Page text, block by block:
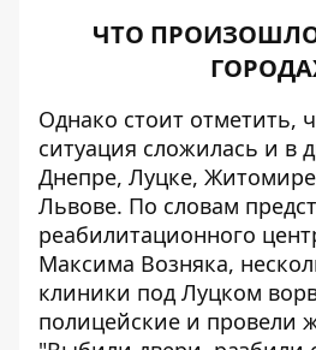
ЧТО
Однако стоит отметить,
ситуация сложилась и в
Днепре, Луцке,
Львове. По словам
реабилитационного
Максима Возняка,
клиники под Луцком
полицейские и провели